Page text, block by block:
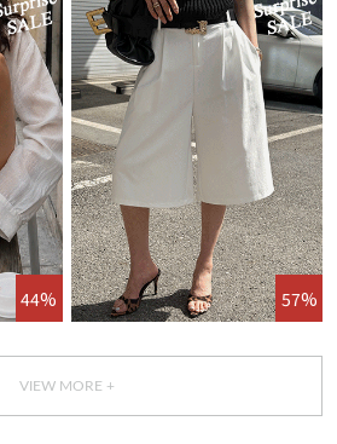
44% 57%
VIEW MORE +